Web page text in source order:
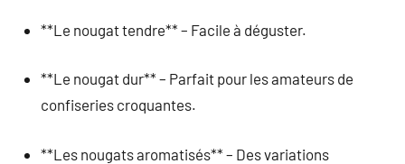
**Le nougat tendre** – Facile à déguster.
**Le nougat dur** – Parfait pour les amateurs de
confiseries croquantes.
**Les nougats aromatisés** – Des variations